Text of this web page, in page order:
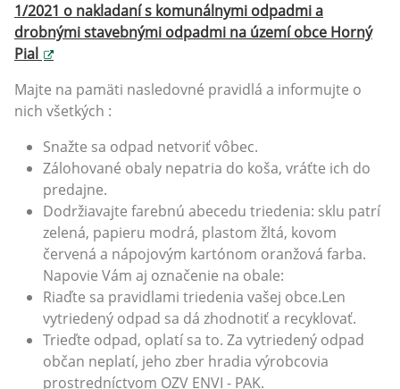
1/2021 o nakladaní s komunálnymi odpadmi a
drobnými stavebnými odpadmi na území obce Horný
Pial
Majte na pamäti nasledovné pravidlá a informujte o
nich všetkých :
Snažte sa odpad netvoriť vôbec.
Zálohované obaly nepatria do koša, vráťte ich do
predajne.
Dodržiavajte farebnú abecedu triedenia: sklu patrí
zelená, papieru modrá, plastom žltá, kovom
červená a nápojovým kartónom oranžová farba.
Napovie Vám aj označenie na obale:
Riaďte sa pravidlami triedenia vašej obce.Len
vytriedený odpad sa dá zhodnotiť a recyklovať.
Trieďte odpad, oplatí sa to. Za vytriedený odpad
občan neplatí, jeho zber hradia výrobcovia
prostredníctvom OZV ENVI - PAK.